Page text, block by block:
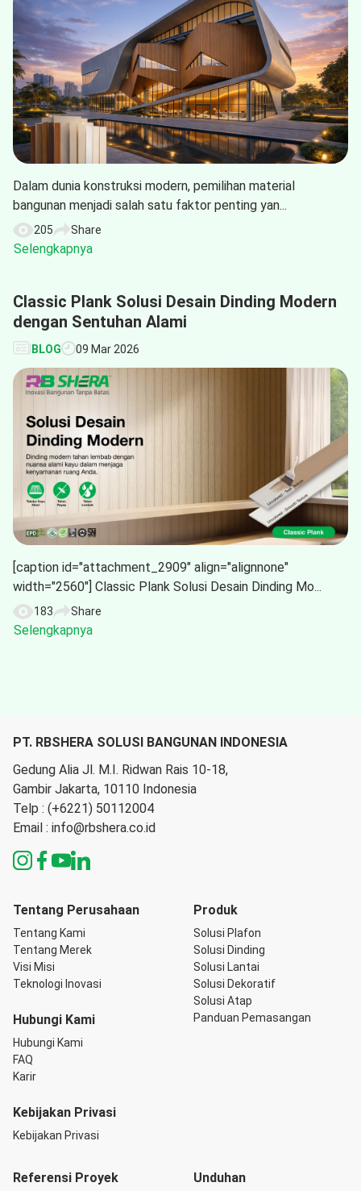
Dalam dunia konstruksi modern, pemilihan material
bangunan menjadi salah satu faktor penting yan...
205 Share
Selengkapnya
Classic Plank Solusi Desain Dinding Modern
dengan Sentuhan Alami
BLOG 09 Mar 2026
[caption id="attachment_2909" align="alignnone"
width="2560"] Classic Plank Solusi Desain Dinding Mo...
183 Share
Selengkapnya
PT. RBSHERA SOLUSI BANGUNAN INDONESIA
Gedung Alia Jl. M.I. Ridwan Rais 10-18,
Gambir Jakarta, 10110 Indonesia
Telp : (+6221) 50112004
Email : info@rbshera.co.id
Tentang Perusahaan
Tentang Kami
Tentang Merek
Visi Misi
Teknologi Inovasi
Hubungi Kami
Hubungi Kami
FAQ
Karir
Kebijakan Privasi
Kebijakan Privasi
Produk
Solusi Plafon
Solusi Dinding
Solusi Lantai
Solusi Dekoratif
Solusi Atap
Panduan Pemasangan
Referensi Proyek Unduhan